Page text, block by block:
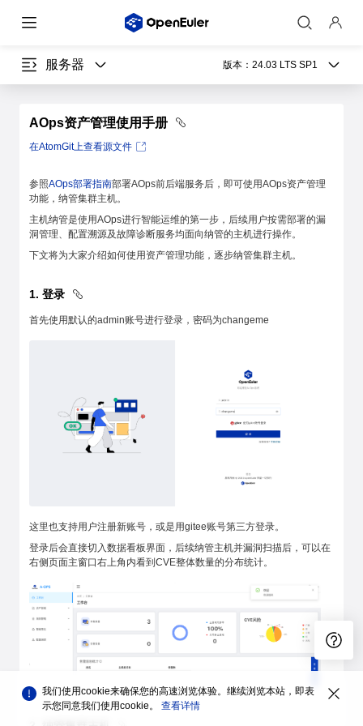
服务器 版本： 24.03 LTS SP1
AOps资产管理使用手册
在AtomGit上查看源文件
参照AOps部署指南部署AOps前后端服务后，即可使用AOps资产管理
功能，纳管集群主机。
主机纳管是使用AOps进行智能运维的第一步，后续用户按需部署的漏
洞管理、配置溯源及故障诊断服务均面向纳管的主机进行操作。
下文将为大家介绍如何使用资产管理功能，逐步纳管集群主机。
1. 登录
首先使用默认的admin账号进行登录，密码为changeme
这里也支持用户注册新账号，或是用gitee账号第三方登录。
登录后会直接切入数据看板界面，后续纳管主机并漏洞扫描后，可以在
右侧页面主窗口右上角内看到CVE整体数量的分布统计。
我们使用cookie来确保您的高速浏览体验。继续浏览本站，即表
示您同意我们使用cookie。 查看详情